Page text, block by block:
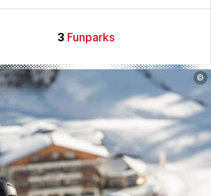
3 Funparks
©